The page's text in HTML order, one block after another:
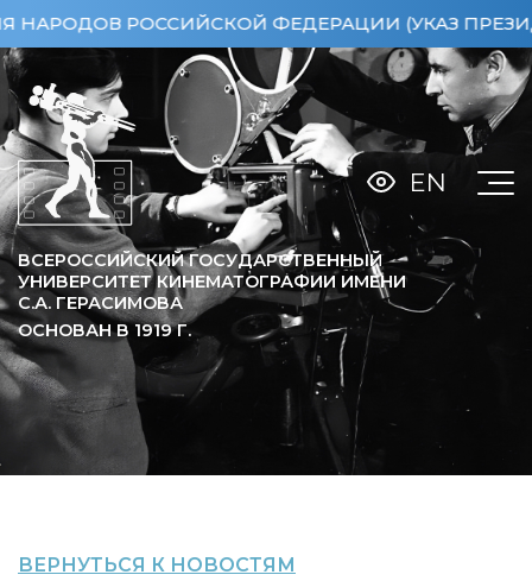
РОССИЙСКОЙ ФЕДЕРАЦИИ (УКАЗ
ВСЕРОССИЙСКИЙ ГОСУДАРСТВЕННЫЙ
УНИВЕРСИТЕТ КИНЕМАТОГРАФИИ ИМЕНИ
С.А. ГЕРАСИМОВА
ОСНОВАН В 1919Г.
EN
ВЕРНУТЬСЯ К НОВОСТЯМ